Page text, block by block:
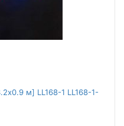
м] LL168-1 LL168-1-